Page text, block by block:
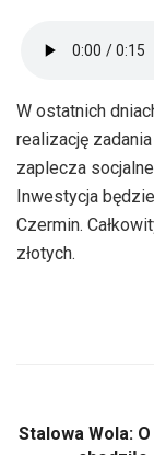
W ostatnich
realizację
zaplecza
Inwestycja
Czermin.
złotych.
Stalowa Wola: